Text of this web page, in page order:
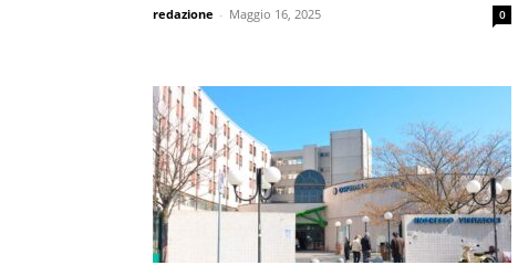
redazione - Maggio 16, 2025 0